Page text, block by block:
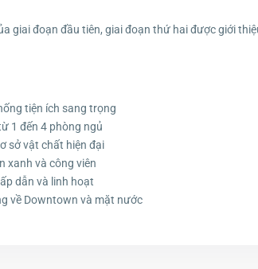
giai đoạn đầu tiên, giai đoạn thứ hai được giới
tiện ích sang trọng
1 đến 4 phòng ngủ
sở vật chất hiện đại
xanh và công viên
dẫn và linh hoạt
về Downtown và mặt nước